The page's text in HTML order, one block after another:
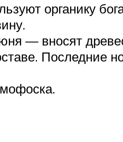
органику
— вносят
Последние